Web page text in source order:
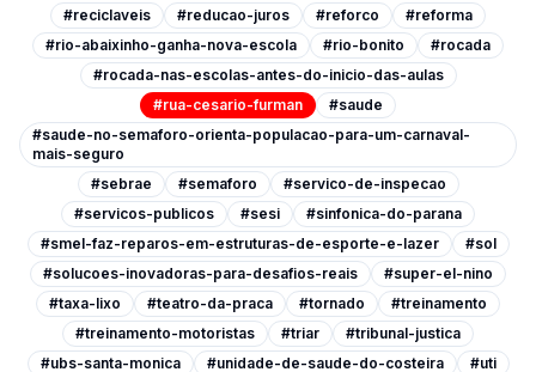
#reciclaveis
#reducao-juros #reforco
#reforma
#rio-abaixinho-ganha-nova-escola
#rio-bonito
#rocada
#rocada-nas-escolas-antes-do-inicio-das-aulas
#rua-cesario-furman
#saude
#saude-no-semaforo-orienta-populacao-para-um-carnaval-
mais-seguro
#sebrae
#semaforo
#servico-de-inspecao
#servicos-publicos
#sesi
#sinfonica-do-parana
#smel-faz-reparos-em-estruturas-de-esporte-e-lazer
#sol
#solucoes-inovadoras-para-desafios-reais
#super-el-nino
#taxa-lixo
#teatro-da-praca #tornado
#treinamento
#treinamento-motoristas
#triar
#tribunal-justica
#ubs-santa-monica
#unidade-de-saude-do-costeira #uti